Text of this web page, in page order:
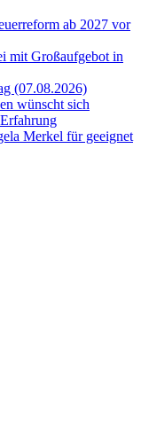
ab 2027 vor
mit Großaufgebot in
(07.08.2026)
wünscht sich
Merkel für geeignet